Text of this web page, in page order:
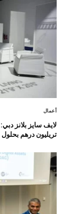
أعمال
تريليون درهم بحلول 2031